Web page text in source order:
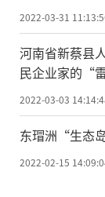
2022-03-31
河南省新蔡县
民企业家的“
2022-03-03
东瑁洲“生态
2022-02-15